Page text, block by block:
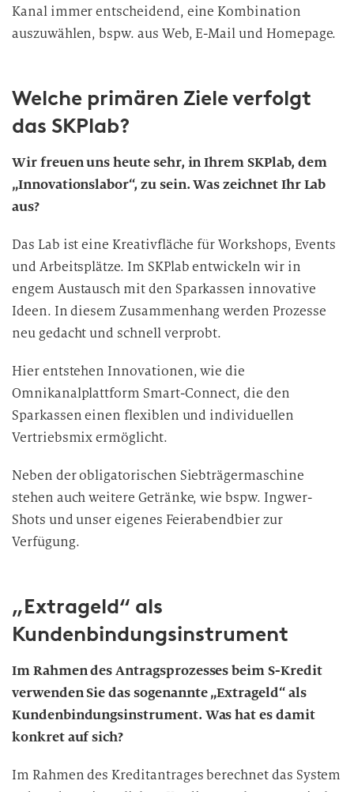
b
e
u
g
Kanal immer entscheidend, eine Kombination
auszuwählen, bspw. aus Web, E-Mail und Homepage.
Welche primären Ziele verfolgt
das SKPlab?
Wir freuen uns heute sehr, in Ihrem SKPlab, dem
„Innovationslabor“, zu sein. Was zeichnet Ihr Lab
aus?
Das Lab ist eine Kreativfläche für Workshops, Events
und Arbeitsplätze. Im SKPlab entwickeln wir in
engem Austausch mit den Sparkassen innovative
Ideen. In diesem Zusammenhang werden Prozesse
neu gedacht und schnell verprobt.
Hier entstehen Innovationen, wie die
Omnikanalplattform Smart-Connect, die den
Sparkassen einen flexiblen und individuellen
Vertriebsmix ermöglicht.
Neben der obligatorischen Siebträgermaschine
stehen auch weitere Getränke, wie bspw. Ingwer-
Shots und unser eigenes Feierabendbier zur
Verfügung.
„Extrageld“ als
Kundenbindungsinstrument
Im Rahmen des Antragsprozesses beim S-Kredit
verwenden Sie das sogenannte „Extrageld“ als
Kundenbindungsinstrument. Was hat es damit
konkret auf sich?
Im Rahmen des Kreditantrages berechnet das System